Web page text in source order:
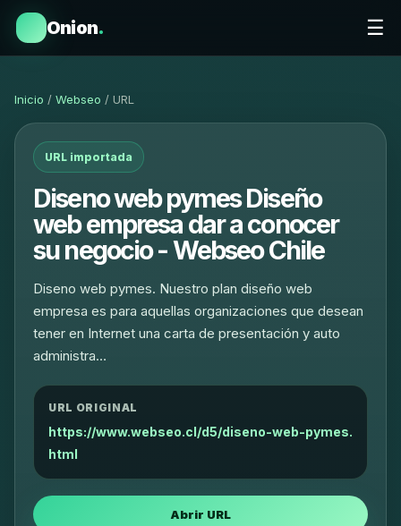
Onion. ☰
Inicio / Webseo / URL
URL importada
Diseno web pymes Diseño
web empresa dar a conocer
su negocio - Webseo Chile
Diseno web pymes. Nuestro plan diseño web
empresa es para aquellas organizaciones que desean
tener en Internet una carta de presentación y auto
administra…
URL ORIGINAL
https://www.webseo.cl/d5/diseno-web-pymes.
html
Abrir URL